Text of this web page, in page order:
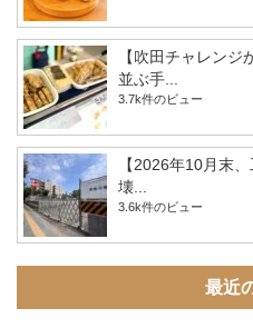
【吹田チャレンジ
並ぶ手...
3.7k件のビュー
【2026年10月末
壊...
3.6k件のビュー
最近